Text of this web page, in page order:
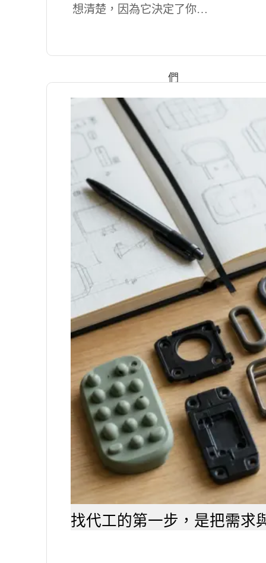
於
們
製
造
技
術
索
取
報
價
想清楚，因為它決定了你…
找代工的第一步，是把需求